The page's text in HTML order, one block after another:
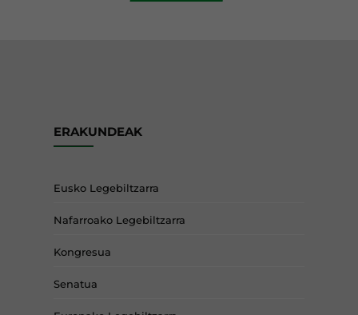
ERAKUNDEAK
Eusko Legebiltzarra
Nafarroako Legebiltzarra
Kongresua
Senatua